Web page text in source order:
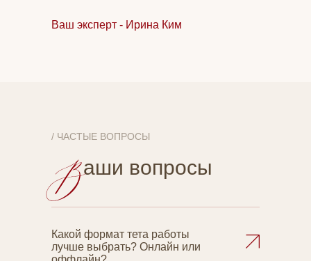
Ваш эксперт - Ирина Ким
/ ЧАСТЫЕ ВОПРОСЫ
аши вопросы
Какой формат тета работы
лучше выбрать? Онлайн или